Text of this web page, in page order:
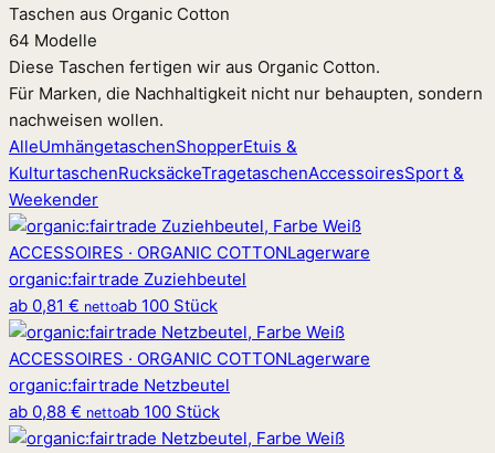
Taschen aus Organic Cotton
64 Modelle
Diese Taschen fertigen wir aus Organic Cotton.
Für Marken, die Nachhaltigkeit nicht nur behaupten, sondern
nachweisen wollen.
AlleUmhängetaschenShopperEtuis &
KulturtaschenRucksäckeTragetaschenAccessoiresSport &
Weekender
ACCESSOIRES · ORGANIC COTTONLagerware
organic:fairtrade Zuziehbeutel
ab 0,81 € nettoab 100 Stück
ACCESSOIRES · ORGANIC COTTONLagerware
organic:fairtrade Netzbeutel
ab 0,88 € nettoab 100 Stück